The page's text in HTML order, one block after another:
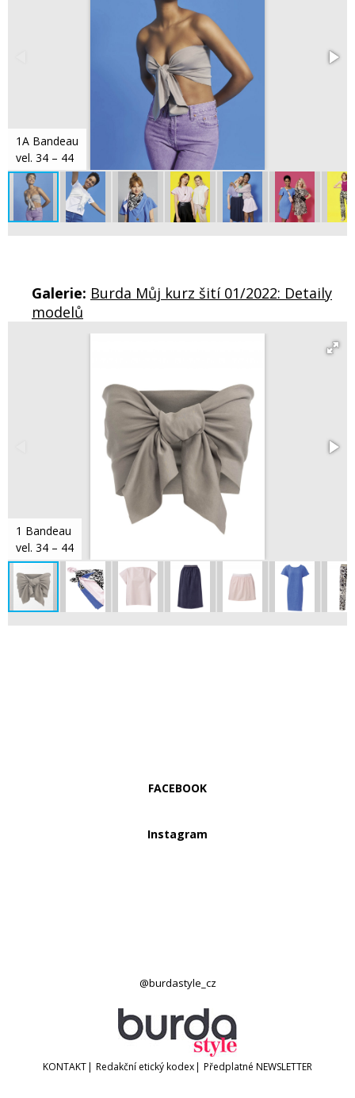
1A Bandeau
vel. 34 – 44
Galerie: Burda Můj kurz šití 01/2022: Detaily
modelů
1 Bandeau
vel. 34 – 44
FACEBOOK
Instagram
@burdastyle_cz
KONTAKT| Redakční etický kodex| Předplatné NEWSLETTER